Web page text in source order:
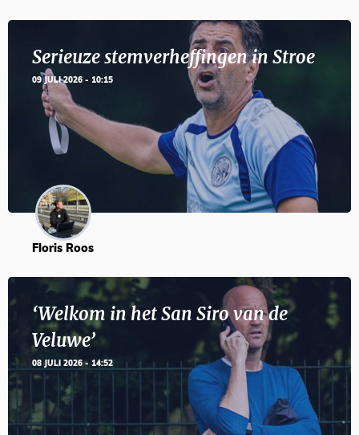
Serieuze stemverheffingen in Stroe
09 JULI 2026 - 10:15
Floris Roos
‘Welkom in het San Siro van de
Veluwe’
08 JULI 2026 - 14:52